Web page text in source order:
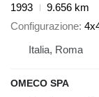
1993
9.656 km
Configurazione
Italia, Roma
OMECO SPA